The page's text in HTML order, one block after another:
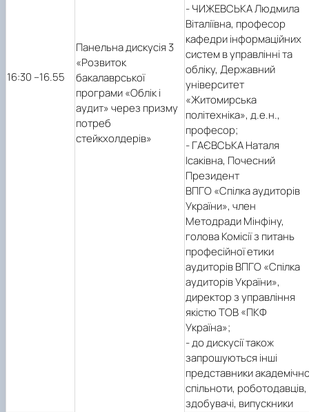
16:30 –16.55
Панельна дискусія 3
«Розвиток
бакалаврської
програми «Облік і
аудит» через призму
потреб
стейкхолдерів»
- ЧИЖЕВСЬКА Людмила
Віталіївна, професор
кафедри інформаційних
систем в управлінні та
обліку, Державний
університет
«Житомирська
політехніка», д.е.н.,
професор;
- ГАЄВСЬКА Наталя
Ісаківна, Почесний
Президент
ВПГО «Спілка аудиторів
України», член
Методради Мінфіну,
голова Комісії з питань
професійної етики
аудиторів ВПГО «Спілка
аудиторів України»,
директор з управління
якістю ТОВ «ПКФ
Україна»;
- до дискусії також
запрошуються інші
представники
спільноти, роботодавців,
здобувачі, випускники